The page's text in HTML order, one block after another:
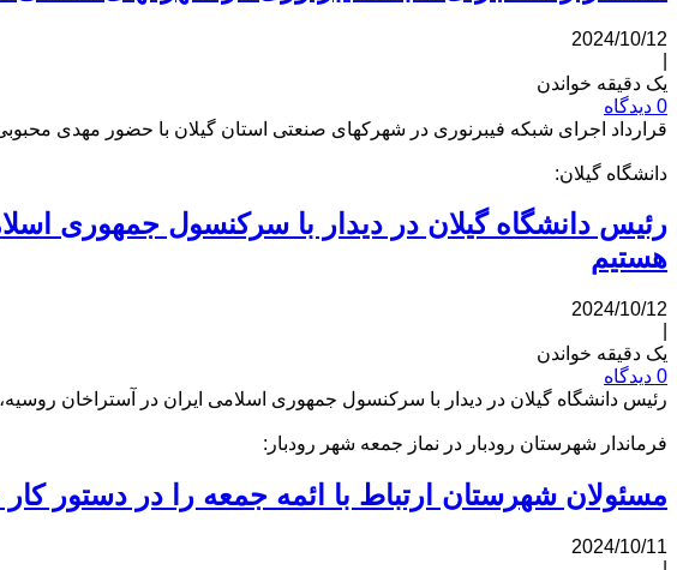
2024/10/12
یک دقیقه خواندن
0 دیدگاه
قرارداد اجرای شبکه فیبرنوری در شهرکهای صنعتی استان گیلان با حضور مهدی
دانشگاه گیلان:
رئیس دانشگاه گیلان در دیدار با سرکنسول جمهوری
هستیم
2024/10/12
یک دقیقه خواندن
0 دیدگاه
رئیس دانشگاه گیلان در دیدار با سرکنسول جمهوری اسلامی ایران در آستراخان
فرماندار شهرستان رودبار در نماز جمعه شهر رودبار:
مسئولان شهرستان ارتباط با ائمه جمعه را در دستور کار
2024/10/11